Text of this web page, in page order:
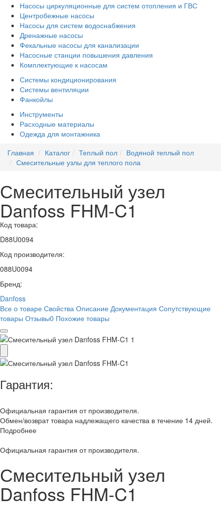
Насосы циркуляционные для систем отопления и ГВС
Центробежные насосы
Насосы для систем водоснабжения
Дренажные насосы
Фекальные насосы для канализации
Насосные станции повышения давления
Комплектующие к насосам
Системы кондиционирования
Системы вентиляции
Фанкойлы
Инструменты
Расходные материалы
Одежда для монтажника
Главная
Каталог Теплый пол
Водяной теплый пол
Смесительные узлы для теплого пола
Смесительный узел
Danfoss FHM-C1
Код товара:
D88U0094
Код производителя:
088U0094
Бренд:
Danfoss
Все о товаре Свойства Описание Документация Сопутствующие
товары Отзывы0 Похожие товары
Гарантия:
Официальная гарантия от производителя.
Обмен/возврат товара надлежащего качества в течение 14 дней.
Подробнее
Официальная гарантия от производителя.
Смесительный узел
Danfoss FHM-C1